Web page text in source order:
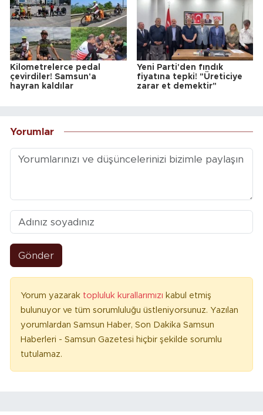
Kilometrelerce pedal
çevirdiler! Samsun'a
hayran kaldılar
Yeni Parti'den fındık
fiyatına tepki! "Üreticiye
zarar et demektir"
Yorumlar
Gönder
Yorum yazarak topluluk kurallarımızı kabul etmiş
bulunuyor ve tüm sorumluluğu üstleniyorsunuz. Yazılan
yorumlardan Samsun Haber, Son Dakika Samsun
Haberleri - Samsun Gazetesi hiçbir şekilde sorumlu
tutulamaz.